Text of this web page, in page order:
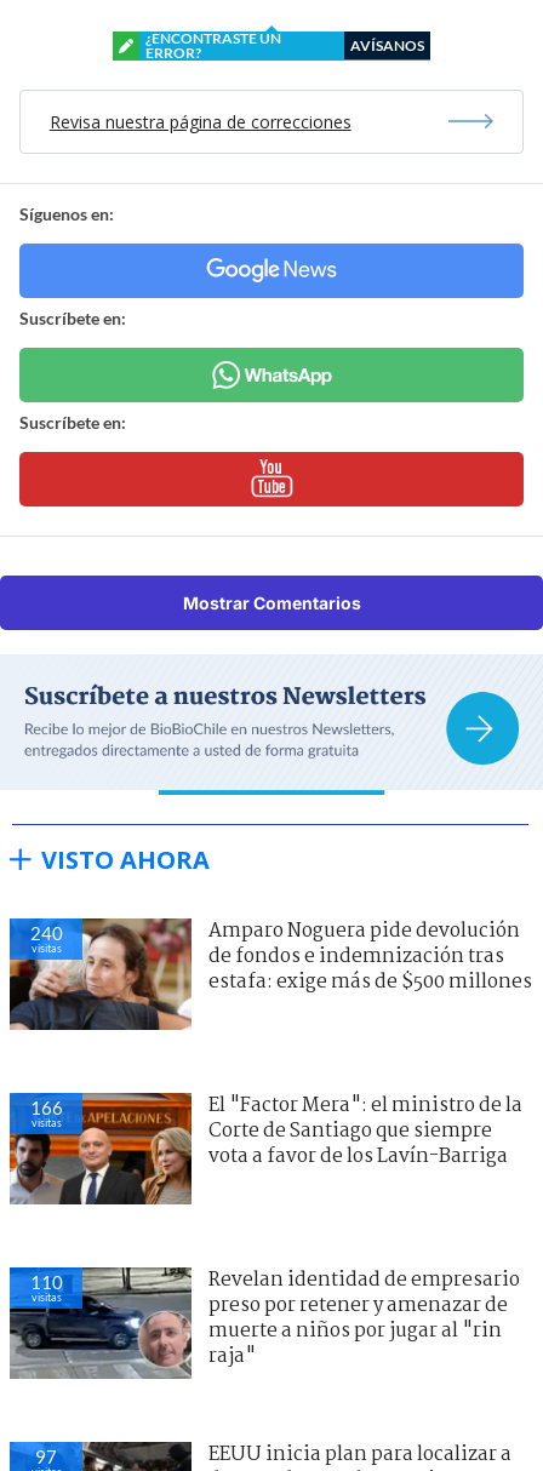
¿ENCONTRASTE UN
ERROR?
AVÍSANOS
Revisa nuestra página de correcciones
Síguenos en:
Suscríbete en:
Suscríbete en:
Mostrar Comentarios
VISTO AHORA
240
visitas
Amparo Noguera pide devolución
de fondos e indemnización tras
estafa: exige más de $500 millones
166
visitas
El "Factor Mera": el ministro de la
Corte de Santiago que siempre
vota a favor de los Lavín-Barriga
110
visitas
Revelan identidad de empresario
preso por retener y amenazar de
muerte a niños por jugar al "rin
raja"
97
EEUU inicia plan para localizar a